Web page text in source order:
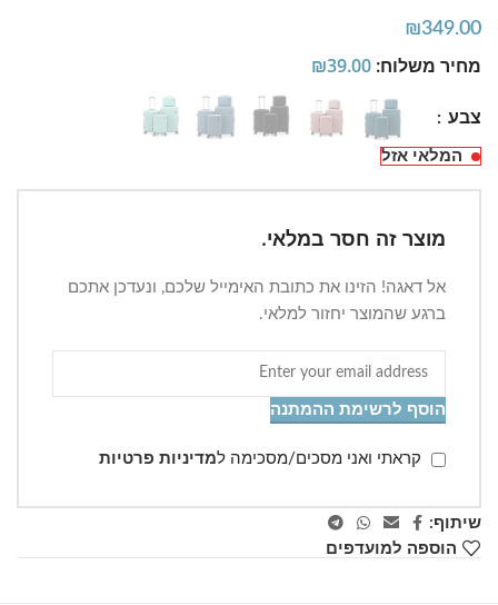
₪349.00
מחיר משלוח: ₪39.00
צבע
המלאי אזל
מוצר זה חסר במלאי.
אל דאגה! הזינו את כתובת האימייל שלכם, ונעדכן אתכם
ברגע שהמוצר יחזור למלאי.
הוסף לרשימת ההמתנה
קראתי ואני מסכים/מסכימה למדיניות פרטיות
שיתוף:
הוספה למועדפים